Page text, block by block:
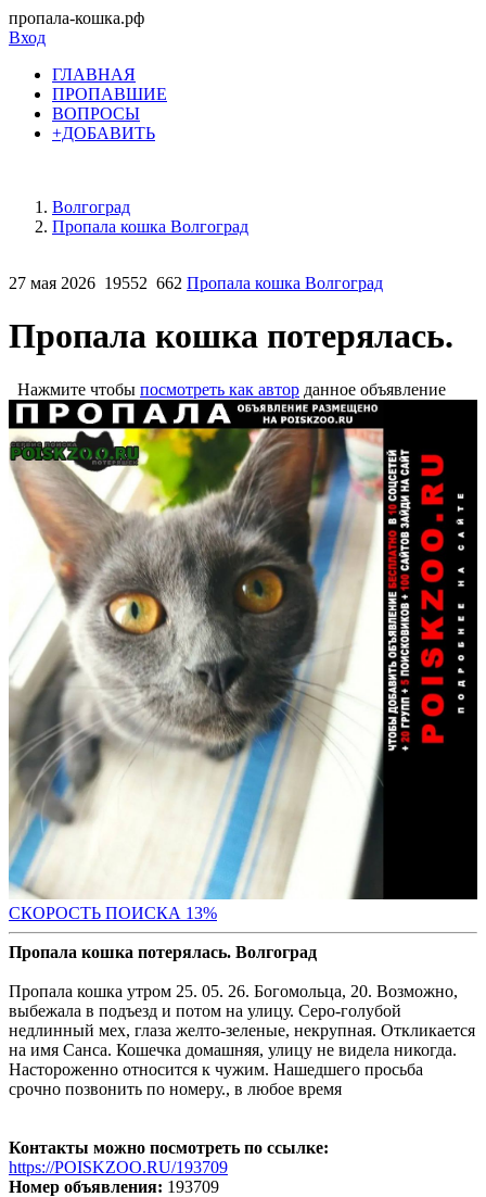
пропала-кошка.рф
Вход
ГЛАВНАЯ
ПРОПАВШИЕ
ВОПРОСЫ
+ДОБАВИТЬ
Волгоград
Пропала кошка Волгоград
27 мая 2026 19552 662 Пропала кошка Волгоград
Пропала кошка потерялась.
Нажмите чтобы посмотреть как автор данное объявление
СКОРОСТЬ ПОИСКА 13%
Пропала кошка потерялась. Волгоград
Пропала кошка утром 25. 05. 26. Богомольца, 20. Возможно,
выбежала в подъезд и потом на улицу. Серо-голубой
недлинный мех, глаза желто-зеленые, некрупная. Откликается
на имя Санса. Кошечка домашняя, улицу не видела никогда.
Настороженно относится к чужим. Нашедшего просьба
срочно позвонить по номеру., в любое время
Контакты можно посмотреть по ссылке:
https://POISKZOO.RU/193709
Номер объявления: 193709